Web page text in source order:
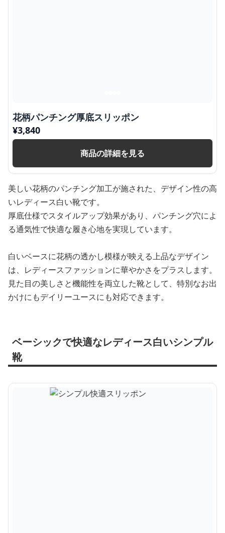
花柄パンチング厚底スリッポン
¥3,840
商品の詳細を見る
美しい花柄のパンチング加工が施された、デザイン性の高
いレディース白い靴です。
厚底仕様でスタイルアップ効果があり、パンチング穴によ
る通気性で快適な履き心地を実現しています。
白いベースに花柄の透かし模様が映える上品なデザイン
は、レディースファッションに華やかさをプラスします。
見た目の美しさと機能性を両立した靴として、特別なお出
かけにもデイリーユースにも対応できます。
ベーシックで快適なレディース白いシンプル
靴